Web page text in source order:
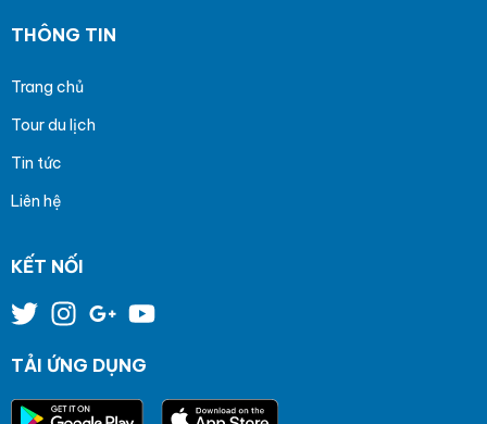
THÔNG TIN
Trang chủ
Tour du lịch
Tin tức
Liên hệ
KẾT NỐI
TẢI ỨNG DỤNG